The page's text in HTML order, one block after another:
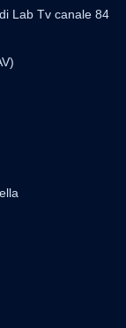
Lab Tv canale 84